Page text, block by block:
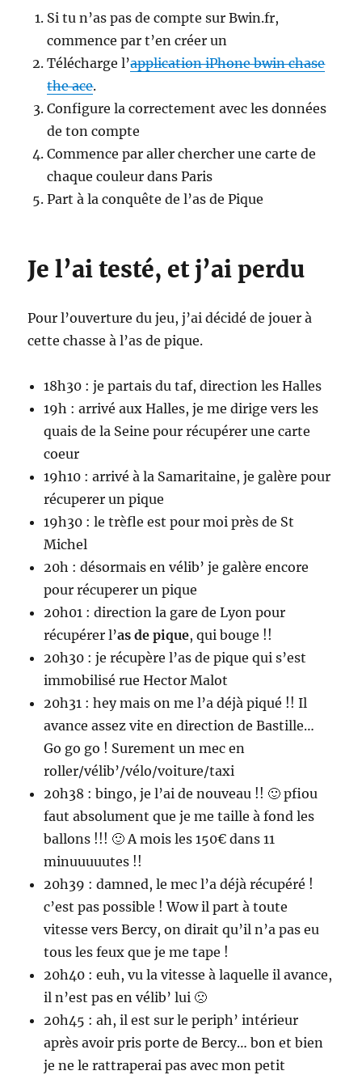
Si tu n’as pas de compte sur Bwin.fr,
commence par t’en créer un
Télécharge l’application iPhone bwin chase
the ace.
Configure la correctement avec les données
de ton compte
Commence par aller chercher une carte de
chaque couleur dans Paris
Part à la conquête de l’as de Pique
Je l’ai testé, et j’ai perdu
Pour l’ouverture du jeu, j’ai décidé de jouer à
cette chasse à l’as de pique.
18h30 : je partais du taf, direction les Halles
19h : arrivé aux Halles, je me dirige vers les
quais de la Seine pour récupérer une carte
coeur
19h10 : arrivé à la Samaritaine, je galère pour
récuperer un pique
19h30 : le trèfle est pour moi près de St
Michel
20h : désormais en vélib’ je galère encore
pour récuperer un pique
20h01 : direction la gare de Lyon pour
récupérer l’as de pique, qui bouge !!
20h30 : je récupère l’as de pique qui s’est
immobilisé rue Hector Malot
20h31 : hey mais on me l’a déjà piqué !! Il
avance assez vite en direction de Bastille…
Go go go ! Surement un mec en
roller/vélib’/vélo/voiture/taxi
20h38 : bingo, je l’ai de nouveau !! 🙂 pfiou
faut absolument que je me taille à fond les
ballons !!! 🙂 A mois les 150€ dans 11
minuuuuutes !!
20h39 : damned, le mec l’a déjà récupéré !
c’est pas possible ! Wow il part à toute
vitesse vers Bercy, on dirait qu’il n’a pas eu
tous les feux que je me tape !
20h40 : euh, vu la vitesse à laquelle il avance,
il n’est pas en vélib’ lui 🙁
20h45 : ah, il est sur le periph’ intérieur
après avoir pris porte de Bercy… bon et bien
je ne le rattraperai pas avec mon petit